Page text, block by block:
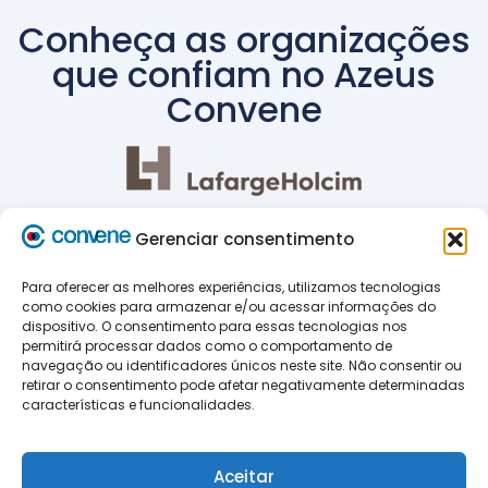
Gerenciar consentimento
Para oferecer as melhores experiências, utilizamos tecnologias
como cookies para armazenar e/ou acessar informações do
dispositivo. O consentimento para essas tecnologias nos
permitirá processar dados como o comportamento de
navegação ou identificadores únicos neste site. Não consentir ou
retirar o consentimento pode afetar negativamente determinadas
características e funcionalidades.
Aceitar
Conheça as organizações
que confiam no Azeus
Convene
Convene Board Portal: o
software de governança
que se adapta ao seu
conselho